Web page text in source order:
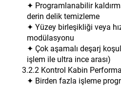
✦ Programlanabilir
derin delik temizleme
✦ Yüzey birleşikliği veya
modülasyonu
✦ Çok aşamalı deşarj
işlem ile ultra ince arası)
3.2.2 Kontrol Kabin
✦ Birden fazla işleme